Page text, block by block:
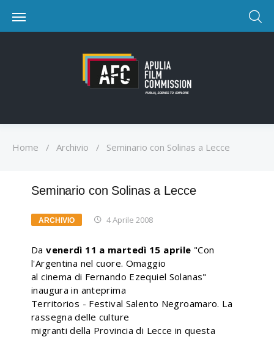
Home / Archivio / Seminario con Solinas a Lecce
Seminario con Solinas a Lecce
ARCHIVIO 4 Aprile 2008
Davenerdì 11 a martedì 15 aprile "Con
l'Argentina nel cuore. Omaggio
al cinema di Fernando Ezequiel Solanas"
inaugura in anteprima
Territorios - Festival Salento Negroamaro. La
rassegna delle culture
migranti della Provincia di Lecce in questa